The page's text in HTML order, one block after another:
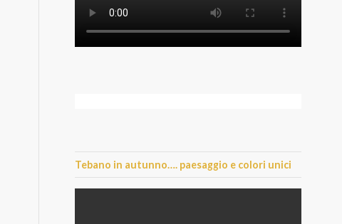
Tebano in autunno…. paesaggio e colori unici